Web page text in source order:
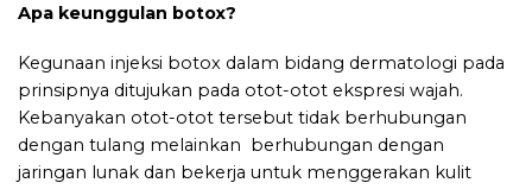
Apa keunggulan botox?
Kegunaan injeksi botox dalam bidang dermatologi pada
prinsipnya ditujukan pada otot-otot ekspresi wajah.
Kebanyakan otot-otot tersebut tidak berhubungan
dengan tulang melainkan berhubungan dengan
jaringan lunak dan bekerja untuk menggerakan kulit